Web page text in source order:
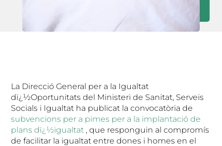
La Direcció General per a la Igualtat
dï¿½Oportunitats del Ministeri de Sanitat, Serveis
Socials i Igualtat ha publicat la convocatòria de
subvencions per a pimes per a la implantació de
plans dï¿½igualtat , que responguin al compromís
de facilitar la igualtat entre dones i homes en el